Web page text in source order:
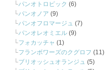
パンオトロピック (6)
パンオノア (9)
パンオフロマージュ (7)
パンオレオミエル (9)
フォカッチャ (1)
フランボワーズのクグロフ (11)
ブリオッシュオランジュ (5)